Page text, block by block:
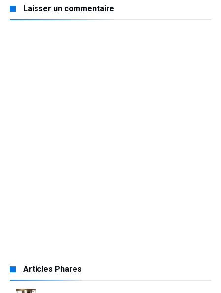
Laisser un commentaire
Articles Phares